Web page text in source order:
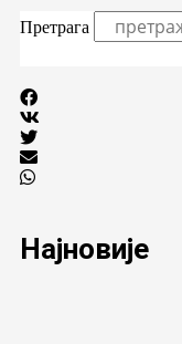
Претрага
Најновије